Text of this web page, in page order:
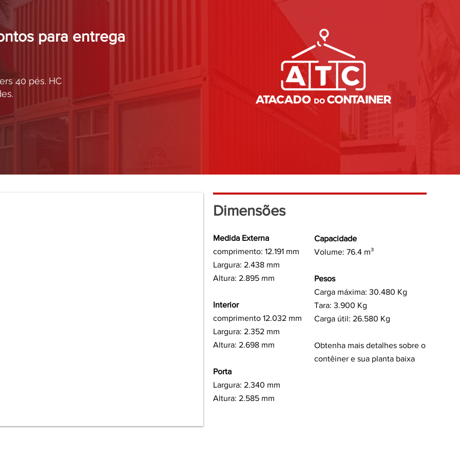
para entrega
40 pés. HC
Dimensões
Medida Externa
comprimento: 12.191 mm
Largura: 2.438 mm
Altura: 2.895 mm
Interior
comprimento 12.032 mm
Largura: 2.352 mm
Altura: 2.698 mm
Porta
Largura: 2.340 mm
Altura: 2.585 mm
Capacidade
Volume: 76.4 m³
Pesos
Carga máxima: 30.480 Kg
Tara: 3.900 Kg
Carga útil: 26.580 Kg
Obtenha mais detalhes sobre o
contêiner e sua planta baixa